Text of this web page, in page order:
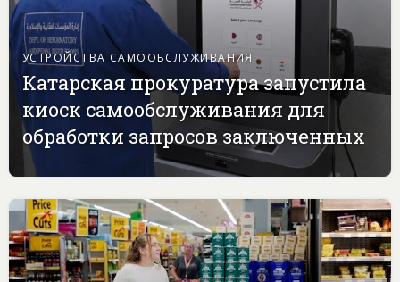
УСТРОЙСТВА САМООБСЛУЖИВАНИЯ
Катарская прокуратура запустила
киоск самообслуживания для
обработки запросов заключенных